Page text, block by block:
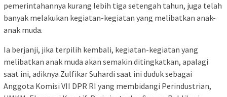
pemerintahannya kurang lebih tiga setengah tahun, juga telah
banyak melakukan kegiatan-kegiatan yang melibatkan anak-
anak muda.
Ia berjanji, jika terpilih kembali, kegiatan-kegiatan yang
melibatkan anak muda akan semakin ditingkatkan, apalagi
saat ini, adiknya Zulfikar Suhardi saat ini duduk sebagai
Anggota Komisi VII DPR RI yang membidangi Perindustrian,